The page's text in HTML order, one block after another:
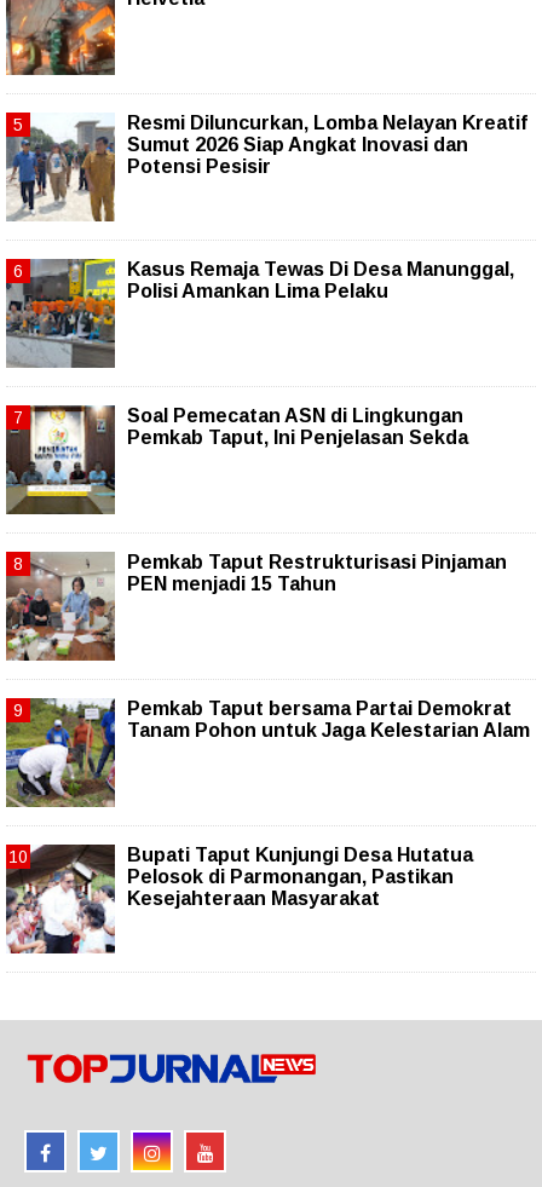
Resmi Diluncurkan, Lomba Nelayan Kreatif
Sumut 2026 Siap Angkat Inovasi dan
Potensi Pesisir
Kasus Remaja Tewas Di Desa Manunggal,
Polisi Amankan Lima Pelaku
Soal Pemecatan ASN di Lingkungan
Pemkab Taput, Ini Penjelasan Sekda
Pemkab Taput Restrukturisasi Pinjaman
PEN menjadi 15 Tahun‎
Pemkab Taput bersama Partai Demokrat
Tanam Pohon untuk Jaga Kelestarian Alam
Bupati Taput Kunjungi Desa Hutatua
Pelosok di Parmonangan, Pastikan
Kesejahteraan Masyarakat